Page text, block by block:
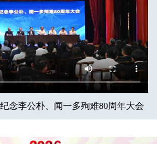
念李公朴、闻一多殉难80周年大会